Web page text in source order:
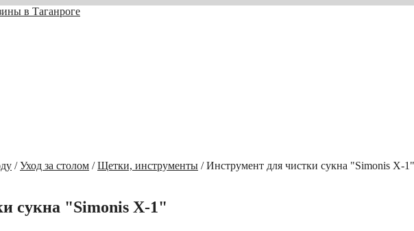
/Уход за столом /Щетки, инструменты / Инструмент для чистки сукна "Simonis X-1"
сукна "Simonis X-1"